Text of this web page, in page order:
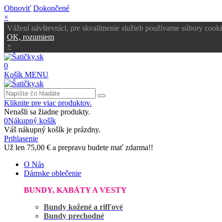
Obnoviť Dokončené
×
Vážení návštevníci, pre skvalitnenie služieb používame súbory
OK, rozumiem
×
0
Košík MENU
Kliknite pre viac produktov.
Nenašli sa žiadne produkty.
0Nákupný košík
Váš nákupný košík je prázdny.
Prihlasenie
Už len 75,00 € a prepravu budete mať zdarma!!
O Nás
Dámske oblečenie
BUNDY, KABÁTY A VESTY
Bundy kožené a rifľové
Bundy prechodné